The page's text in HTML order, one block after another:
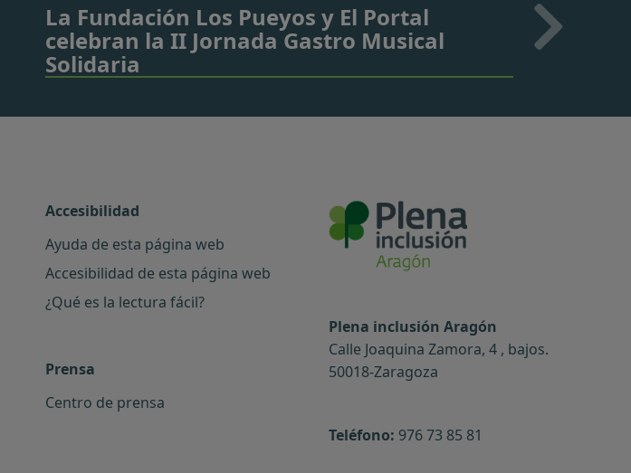
La Fundación Los Pueyos y El Portal
celebran la II Jornada Gastro Musical
Solidaria
Accesibilidad
Ayuda de esta página web
Accesibilidad de esta página web
¿Qué es la lectura fácil?
Prensa
Centro de prensa
Plena inclusión Aragón
Calle Joaquina Zamora, 4 , bajos.
50018-Zaragoza
Teléfono: 976 73 85 81